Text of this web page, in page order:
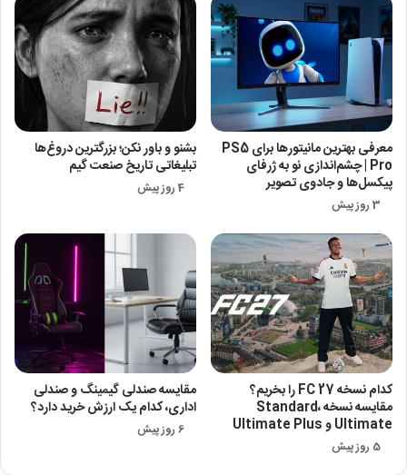
معرفی بهترین مانیتورها برای ‎PS5
Pro‎ | چشم‌اندازی نو به ژرفای
پیکسل‌ها و جادوی تصویر
3 روز پیش
بشنو و باور نکن؛ بزرگترین دروغ‌ها
تبلیغاتی تاریخ صنعت گیم
4 روز پیش
کدام نسخه FC 27 را بخریم؟
مقایسه نسخه Standard،
Ultimate و Ultimate Plus
5 روز پیش
مقایسه صندلی گیمینگ و صندلی
اداری، کدام یک ارزش خرید دارد؟
6 روز پیش